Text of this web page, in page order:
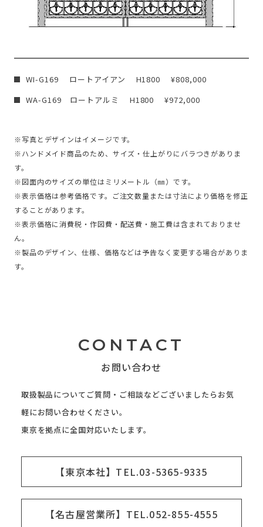
WI-G169 ロートアイアン H1800 ¥808,000
WA-G169 ロートアルミ H1800 ¥972,000
※写真とデザインはイメージです。
※ハンドメイド商品のため、サイズ・仕上がりにバラつきがありま
す。
※図面内のサイズの単位はミリメートル（㎜）です。
※表示価格は参考価格です。ご注文数量または寸法により価格を修正
することがあります。
※表示価格に消費税・作図費・配送費・施工費は含まれておりませ
ん。
※製品のデザイン、仕様、価格などは予告なく変更する場合がありま
す。
CONTACT
お問い合わせ
取扱製品についてご質問・ご相談などございましたらお気
軽にお問い合わせください。
東京を拠点に全国対応いたします。
【東京本社】TEL.03-5365-9335
【名古屋営業所】TEL.052-855-4555